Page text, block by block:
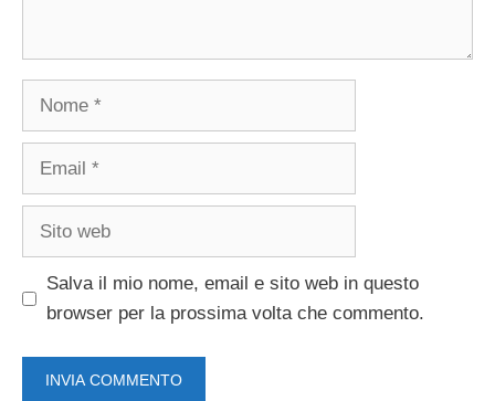
Nome
Email
Sito
Salva il mio nome, email e sito web in questo
browser per la prossima volta che commento.